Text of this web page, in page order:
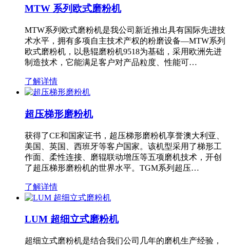
MTW 系列欧式磨粉机
MTW系列欧式磨粉机是我公司新近推出具有国际先进技
术水平，拥有多项自主技术产权的粉磨设备—MTW系列
欧式磨粉机，以悬辊磨粉机9518为基础，采用欧洲先进
制造技术，它能满足客户对产品粒度、性能可…
了解详情
超压梯形磨粉机
获得了CE和国家证书，超压梯形磨粉机享誉澳大利亚、
美国、英国、西班牙等客户国家。该机型采用了梯形工
作面、柔性连接、磨辊联动增压等五项磨机技术，开创
了超压梯形磨粉机的世界水平。TGM系列超压…
了解详情
LUM 超细立式磨粉机
超细立式磨粉机是结合我们公司几年的磨机生产经验，